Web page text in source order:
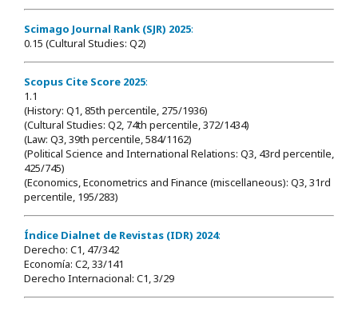
Scimago Journal Rank (SJR) 2025:
0.15 (Cultural Studies: Q2)
Scopus Cite Score 2025:
1.1
(History: Q1, 85th percentile, 275/1936)
(Cultural Studies: Q2, 74th percentile, 372/1434)
(Law: Q3, 39th percentile, 584/1162)
(Political Science and International Relations: Q3, 43rd percentile,
425/745)
(Economics, Econometrics and Finance (miscellaneous): Q3, 31rd
percentile, 195/283)
Índice Dialnet de Revistas (IDR) 2024:
Derecho: C1, 47/342
Economía: C2, 33/141
Derecho Internacional: C1, 3/29